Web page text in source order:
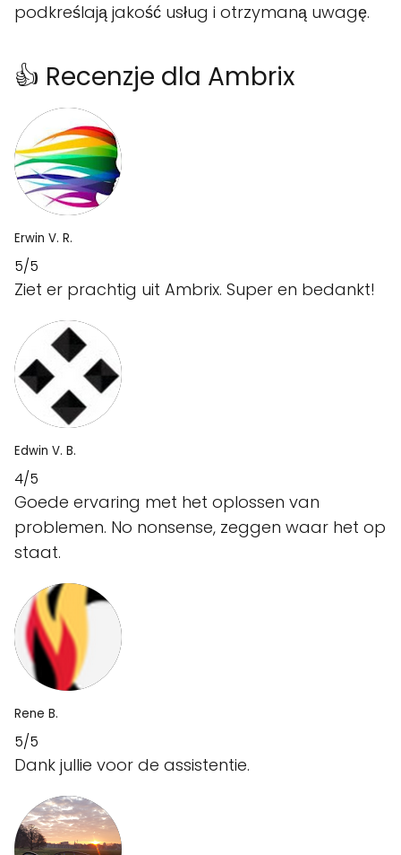
podkreślają jakość usług i otrzymaną uwagę.
👍 Recenzje dla Ambrix
Erwin V. R.
5/5
Ziet er prachtig uit Ambrix. Super en bedankt!
Edwin V. B.
4/5
Goede ervaring met het oplossen van
problemen. No nonsense, zeggen waar het op
staat.
Rene B.
5/5
Dank jullie voor de assistentie.